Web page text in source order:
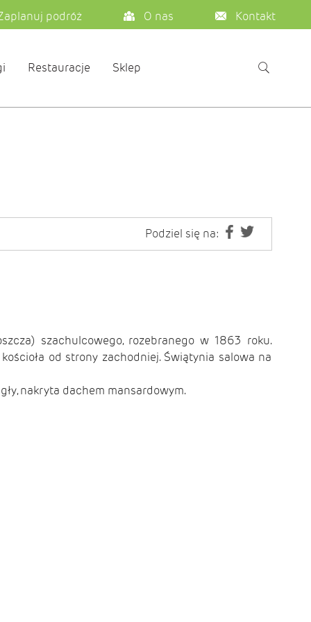
podróż O nas Kontakt
Restauracje Sklep
Podziel się na:
szachulcowego, rozebranego w 1863 roku.
od strony zachodniej. Świątynia salowa na
nakryta dachem mansardowym.